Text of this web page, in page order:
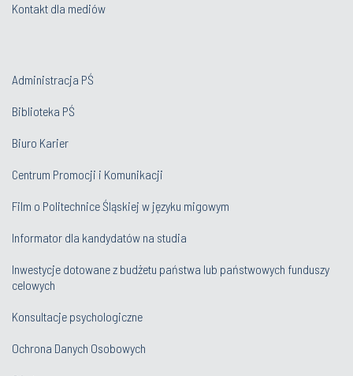
Kontakt dla mediów
Administracja PŚ
Biblioteka PŚ
Biuro Karier
Centrum Promocji i Komunikacji
Film o Politechnice Śląskiej w języku migowym
Informator dla kandydatów na studia
Inwestycje dotowane z budżetu państwa lub państwowych funduszy
celowych
Konsultacje psychologiczne
Ochrona Danych Osobowych